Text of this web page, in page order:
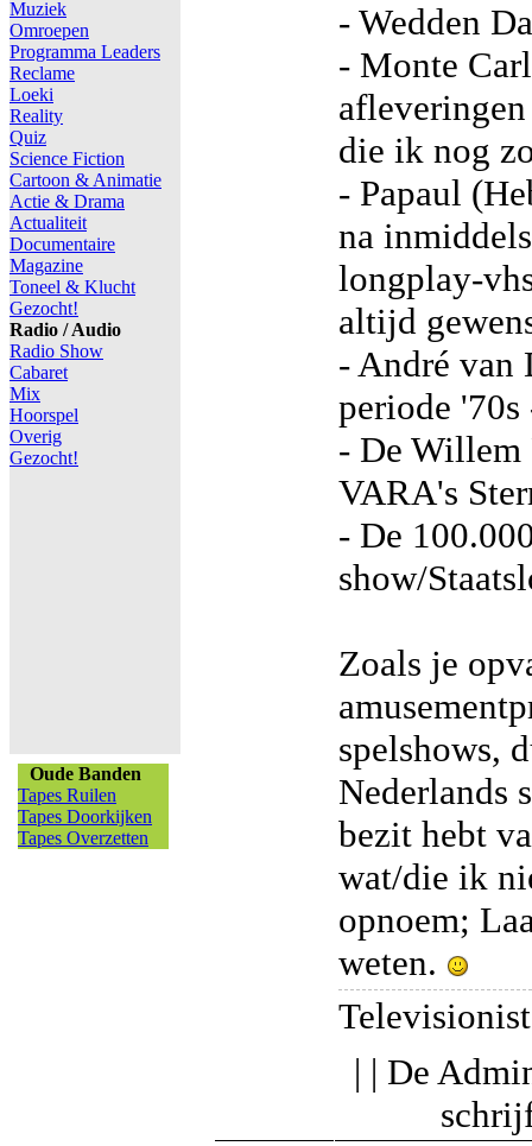
Muziek
Omroepen
Programma Leaders
Reclame
Loeki
Reality
Quiz
Science Fiction
Cartoon & Animatie
Actie & Drama
Actualiteit
Documentaire
Magazine
Toneel & Klucht
Gezocht!
Radio / Audio
Radio Show
Cabaret
Mix
Hoorspel
Overig
Gezocht!
Oude Banden
Tapes Ruilen
Tapes Doorkijken
Tapes Overzetten
- Wedden
- Monte
die ik nog
- Papaul
na
longplay-
altijd
- André van
periode
- De
VARA's
- De
show/
Zoals je
spelshows,
Nederlands
bezit hebt
wat/die ik
opnoem;
weten.
Televisionist
| | De